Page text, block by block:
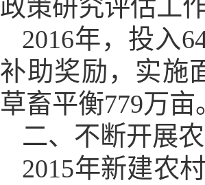
政策研究评估工
2016年，投入
补助奖励，实施
草畜平衡779万亩
二、不断开展
2015年新建农